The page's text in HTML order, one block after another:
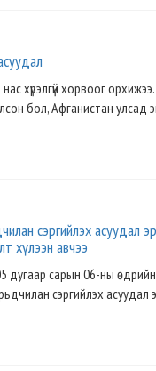
хүрэлгүй хорвоог
бол, Афганистан улсад
сэргийлэх асуудал
хүлээн авчээ
дугаар сарын 06-ны
сэргийлэх асуудал